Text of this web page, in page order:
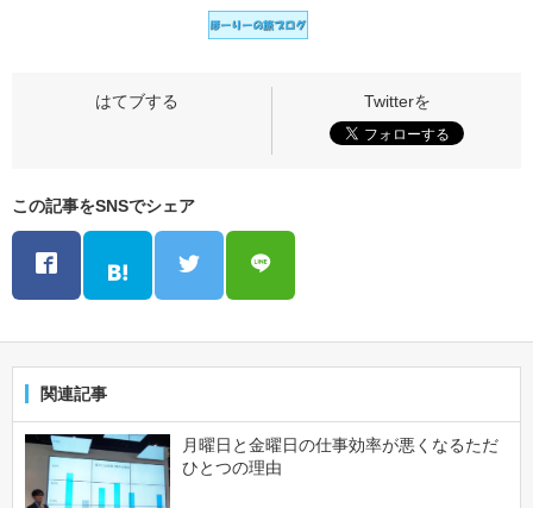
この記事をSNSでシェア
関連記事
月曜日と金曜日の仕事効率が悪くなるただ
ひとつの理由